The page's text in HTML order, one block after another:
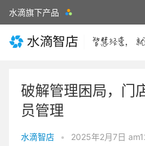
水滴旗下产品
破解管理困局，门
员管理
水滴智店 • 2025年2月7日